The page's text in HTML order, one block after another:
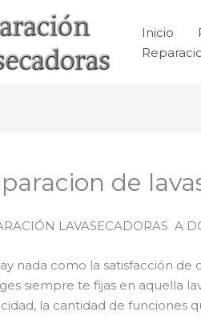
Inicio
de
LAVASECADORAS A
nada como la satisfacción de
siempre te fijas en aquella
la cantidad de funciones